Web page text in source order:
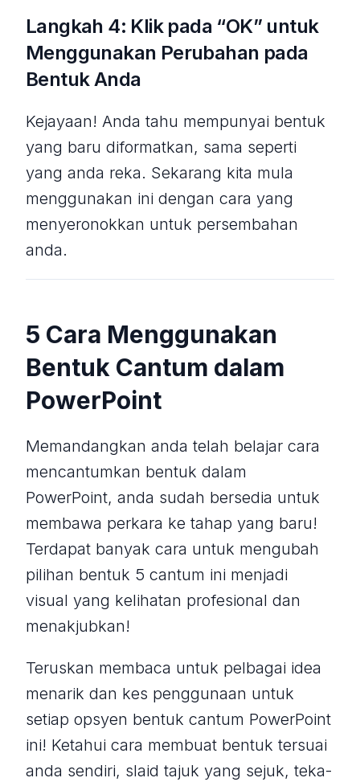
Langkah 4: Klik pada “OK” untuk
Menggunakan Perubahan pada
Bentuk Anda
Kejayaan! Anda tahu mempunyai bentuk
yang baru diformatkan, sama seperti
yang anda reka. Sekarang kita mula
menggunakan ini dengan cara yang
menyeronokkan untuk persembahan
anda.
5 Cara Menggunakan
Bentuk Cantum dalam
PowerPoint
Memandangkan anda telah belajar cara
mencantumkan bentuk dalam
PowerPoint, anda sudah bersedia untuk
membawa perkara ke tahap yang baru!
Terdapat banyak cara untuk mengubah
pilihan bentuk 5 cantum ini menjadi
visual yang kelihatan profesional dan
menakjubkan!
Teruskan membaca untuk pelbagai idea
menarik dan kes penggunaan untuk
setiap opsyen bentuk cantum PowerPoint
ini! Ketahui cara membuat bentuk tersuai
anda sendiri, slaid tajuk yang sejuk, teka-